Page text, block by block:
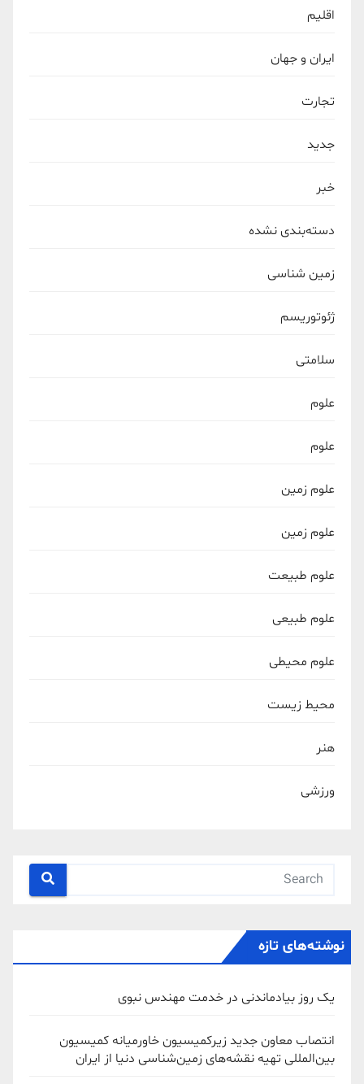
اقلیم
ایران و جهان
تجارت
جدید
خبر
دسته‌بندی نشده
زمین شناسی
ژئوتوریسم
سلامتی
علوم
علوم
علوم زمین
علوم زمین
علوم طبیعت
علوم طبیعی
علوم محیطی
محیط زیست
هنر
ورزشی
نوشته‌های تازه
یک روز بیادماندنی در خدمت مهندس نبوی
انتصاب معاون جدید زیرکمیسیون خاورمیانه کمیسیون
بین‌المللی تهیه نقشه‌های زمین‌شناسی دنیا از ایران